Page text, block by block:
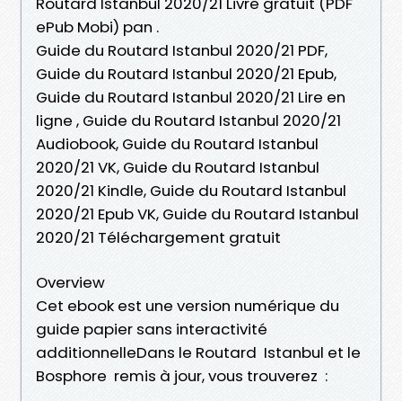
ePub Mobi) pan .
Guide du Routard Istanbul 2020/21 PDF,
Guide du Routard Istanbul 2020/21 Epub,
Guide du Routard Istanbul 2020/21 Lire en
ligne , Guide du Routard Istanbul 2020/21
Audiobook, Guide du Routard Istanbul
2020/21 VK, Guide du Routard Istanbul
2020/21 Kindle, Guide du Routard Istanbul
2020/21 Epub VK, Guide du Routard Istanbul
2020/21 Téléchargement gratuit
Overview
Cet ebook est une version numérique du
guide papier sans interactivité
additionnelleDans le Routard Istanbul et le
Bosphore remis à jour, vous trouverez :